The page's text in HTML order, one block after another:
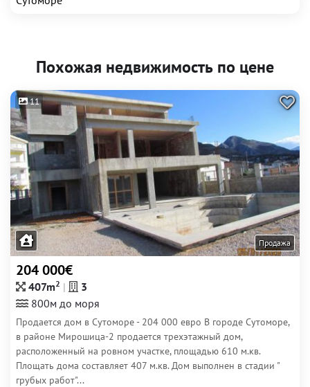
Похожая недвижимость по цене
11
Продажа
204 000€
407m2
3
800м до моря
Продается дом в Сутоморе - 204 000 евро В городе Сутоморе,
в районе Мирошица-2 продается трехэтажный дом,
расположенный на ровном участке, площадью 610 м.кв.
Площать дома составляет 407 м.кв. Дом выполнен в стадии "
грубых работ"...